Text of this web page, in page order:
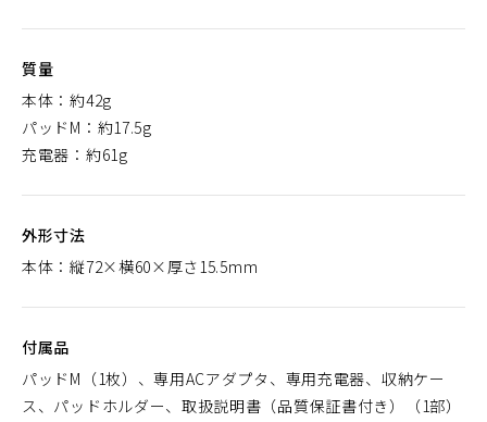
質量
本体：約42g
パッドM：約17.5g
充電器：約61g
外形寸法
本体：縦72×横60×厚さ15.5mm
付属品
パッドM（1枚）、専用ACアダプタ、専用充電器、収納ケー
ス、パッドホルダー、取扱説明書（品質保証書付き）（1部）